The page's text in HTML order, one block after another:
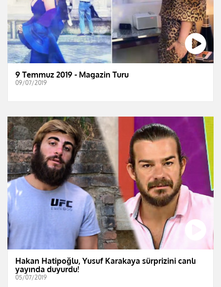
9 Temmuz 2019 - Magazin Turu
09/07/2019
Hakan Hatipoğlu, Yusuf Karakaya sürprizini canlı
yayında duyurdu!
05/07/2019